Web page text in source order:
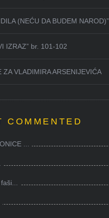
(NEĆU DA BUDEM NAROD)”
IZRAZ” br. 101-102
ZA VLADIMIRA ARSENIJEVIĆA
COMMENTED
...